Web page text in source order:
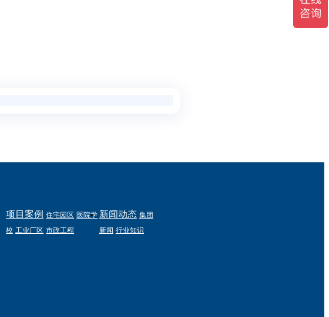
项目案例 住宅园区 医院学
校 工业厂区 市政工程
新闻动态 集团
新闻 行业知识